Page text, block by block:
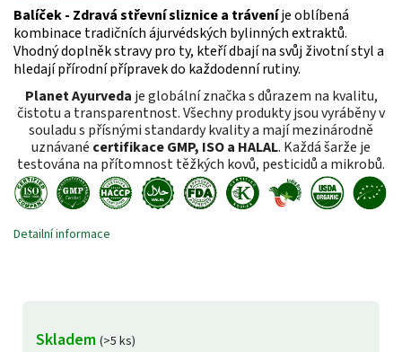
Skladem (>5 ks)
Balíček - Zdravá střevní sliznice a tráveníje oblíbená
kombinace tradičních ájurvédských bylinných extraktů.
Vhodný doplněk stravy pro ty, kteří dbají na svůj životní styl a
hledají přírodní přípravek do každodenní rutiny.
Planet Ayurveda je globální značka s důrazem na kvalitu,
čistotu a transparentnost. Všechny produkty jsou vyráběny v
souladu s přísnými standardy kvality a mají mezinárodně
uznávané certifikace GMP, ISO a HALAL. Každá šarže je
testována na přítomnost těžkých kovů, pesticidů a mikrobů.
Detailní informace